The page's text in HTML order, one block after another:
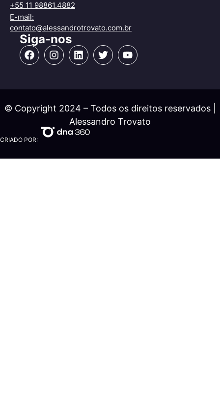
+55 11 98861.4882
E-mail:
contato@alessandrotrovato.com.br
Siga-nos
© Copyright 2024 – Todos os direitos reservados |
Alessandro Trovato
CRIADO POR: